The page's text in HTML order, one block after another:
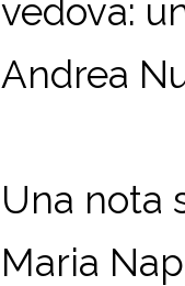
vedova:
Andrea
Una nota
Maria